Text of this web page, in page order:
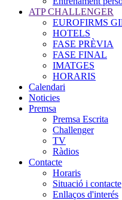
ATP CHALLENGER
EUROFIRMS
HOTELS
FASE PRÈVIA
FASE FINAL
IMATGES
HORARIS
Calendari
Noticies
Premsa
Premsa Escrita
Challenger
TV
Ràdios
Contacte
Horaris
Situació i contacte
Enllaços d'interés